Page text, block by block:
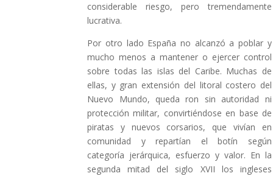
considerable riesgo, pero tremendamente
lucrativa.
Por otro lado España no alcanzó a poblar y
mucho menos a mantener o ejercer control
sobre todas las islas del Caribe. Muchas de
ellas, y gran extensión del litoral costero del
Nuevo Mundo, queda ron sin autoridad ni
protección militar, convirtiéndose en base de
piratas y nuevos corsarios, que vivían en
comunidad y repartían el botín según
categoría jerárquica, esfuerzo y valor. En la
segunda mitad del siglo XVII los ingleses